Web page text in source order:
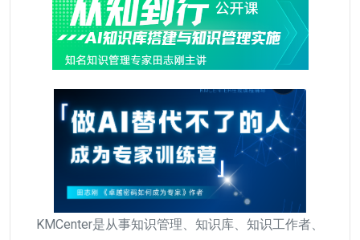
KMCenter是从事知识管理、知识库、知识工作者、